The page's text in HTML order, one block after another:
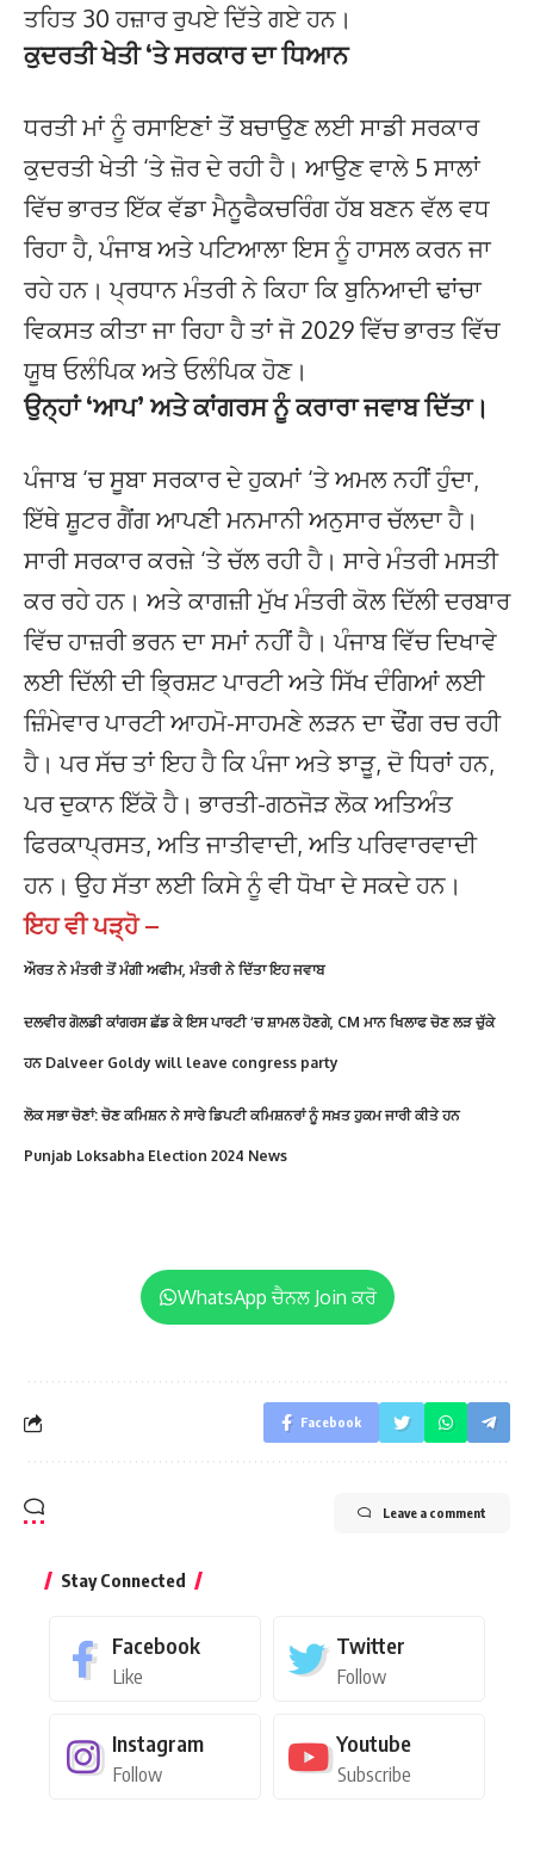
ਤਹਿਤ 30 ਹਜ਼ਾਰ ਰੁਪਏ ਦਿੱਤੇ ਗਏ ਹਨ।
ਕੁਦਰਤੀ ਖੇਤੀ ‘ਤੇ ਸਰਕਾਰ ਦਾ ਧਿਆਨ
ਧਰਤੀ ਮਾਂ ਨੂੰ ਰਸਾਇਣਾਂ ਤੋਂ ਬਚਾਉਣ ਲਈ ਸਾਡੀ ਸਰਕਾਰ
ਕੁਦਰਤੀ ਖੇਤੀ ‘ਤੇ ਜ਼ੋਰ ਦੇ ਰਹੀ ਹੈ। ਆਉਣ ਵਾਲੇ 5 ਸਾਲਾਂ
ਵਿੱਚ ਭਾਰਤ ਇੱਕ ਵੱਡਾ ਮੈਨੂਫੈਕਚਰਿੰਗ ਹੱਬ ਬਣਨ ਵੱਲ ਵਧ
ਰਿਹਾ ਹੈ, ਪੰਜਾਬ ਅਤੇ ਪਟਿਆਲਾ ਇਸ ਨੂੰ ਹਾਸਲ ਕਰਨ ਜਾ
ਰਹੇ ਹਨ। ਪ੍ਰਧਾਨ ਮੰਤਰੀ ਨੇ ਕਿਹਾ ਕਿ ਬੁਨਿਆਦੀ ਢਾਂਚਾ
ਵਿਕਸਤ ਕੀਤਾ ਜਾ ਰਿਹਾ ਹੈ ਤਾਂ ਜੋ 2029 ਵਿੱਚ ਭਾਰਤ ਵਿੱਚ
ਯੂਥ ਓਲੰਪਿਕ ਅਤੇ ਓਲੰਪਿਕ ਹੋਣ।
ਉਨ੍ਹਾਂ ‘ਆਪ’ ਅਤੇ ਕਾਂਗਰਸ ਨੂੰ ਕਰਾਰਾ ਜਵਾਬ ਦਿੱਤਾ।
ਪੰਜਾਬ ‘ਚ ਸੂਬਾ ਸਰਕਾਰ ਦੇ ਹੁਕਮਾਂ ‘ਤੇ ਅਮਲ ਨਹੀਂ ਹੁੰਦਾ,
ਇੱਥੇ ਸ਼ੂਟਰ ਗੈਂਗ ਆਪਣੀ ਮਨਮਾਨੀ ਅਨੁਸਾਰ ਚੱਲਦਾ ਹੈ।
ਸਾਰੀ ਸਰਕਾਰ ਕਰਜ਼ੇ ‘ਤੇ ਚੱਲ ਰਹੀ ਹੈ। ਸਾਰੇ ਮੰਤਰੀ ਮਸਤੀ
ਕਰ ਰਹੇ ਹਨ। ਅਤੇ ਕਾਗਜ਼ੀ ਮੁੱਖ ਮੰਤਰੀ ਕੋਲ ਦਿੱਲੀ ਦਰਬਾਰ
ਵਿੱਚ ਹਾਜ਼ਰੀ ਭਰਨ ਦਾ ਸਮਾਂ ਨਹੀਂ ਹੈ। ਪੰਜਾਬ ਵਿੱਚ ਦਿਖਾਵੇ
ਲਈ ਦਿੱਲੀ ਦੀ ਭ੍ਰਿਸ਼ਟ ਪਾਰਟੀ ਅਤੇ ਸਿੱਖ ਦੰਗਿਆਂ ਲਈ
ਜ਼ਿੰਮੇਵਾਰ ਪਾਰਟੀ ਆਹਮੋ-ਸਾਹਮਣੇ ਲੜਨ ਦਾ ਢੌਂਗ ਰਚ ਰਹੀ
ਹੈ। ਪਰ ਸੱਚ ਤਾਂ ਇਹ ਹੈ ਕਿ ਪੰਜਾ ਅਤੇ ਝਾੜੂ, ਦੋ ਧਿਰਾਂ ਹਨ,
ਪਰ ਦੁਕਾਨ ਇੱਕੋ ਹੈ। ਭਾਰਤੀ-ਗਠਜੋੜ ਲੋਕ ਅਤਿਅੰਤ
ਫਿਰਕਾਪ੍ਰਸਤ, ਅਤਿ ਜਾਤੀਵਾਦੀ, ਅਤਿ ਪਰਿਵਾਰਵਾਦੀ
ਹਨ। ਉਹ ਸੱਤਾ ਲਈ ਕਿਸੇ ਨੂੰ ਵੀ ਧੋਖਾ ਦੇ ਸਕਦੇ ਹਨ।
ਇਹ ਵੀ ਪੜ੍ਹੋ –
ਔਰਤ ਨੇ ਮੰਤਰੀ ਤੋਂ ਮੰਗੀ ਅਫੀਮ, ਮੰਤਰੀ ਨੇ ਦਿੱਤਾ ਇਹ ਜਵਾਬ
ਦਲਵੀਰ ਗੋਲਡੀ ਕਾਂਗਰਸ ਛੱਡ ਕੇ ਇਸ ਪਾਰਟੀ ‘ਚ ਸ਼ਾਮਲ ਹੋਣਗੇ, CM ਮਾਨ ਖਿਲਾਫ ਚੋਣ ਲੜ ਚੁੱਕੇ
ਹਨ Dalveer Goldy will leave congress party
ਲੋਕ ਸਭਾ ਚੋਣਾਂ: ਚੋਣ ਕਮਿਸ਼ਨ ਨੇ ਸਾਰੇ ਡਿਪਟੀ ਕਮਿਸ਼ਨਰਾਂ ਨੂੰ ਸਖ਼ਤ ਹੁਕਮ ਜਾਰੀ ਕੀਤੇ ਹਨ
Punjab Loksabha Election 2024 News
WhatsApp ਚੈਨਲ Join ਕਰੋ
Facebook
Leave a comment
Stay Connected
Facebook
Like
Twitter
Follow
Instagram
Follow
Youtube
Subscribe